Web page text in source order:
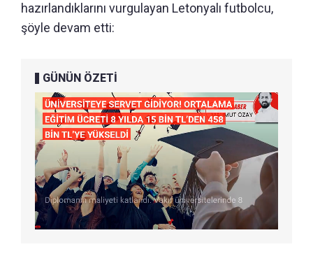
hazırlandıklarını vurgulayan Letonyalı futbolcu,
şöyle devam etti:
GÜNÜN ÖZETİ